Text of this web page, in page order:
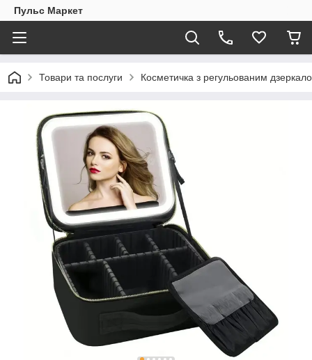
Пульс Маркет
Товари та послуги Косметичка з регульованим